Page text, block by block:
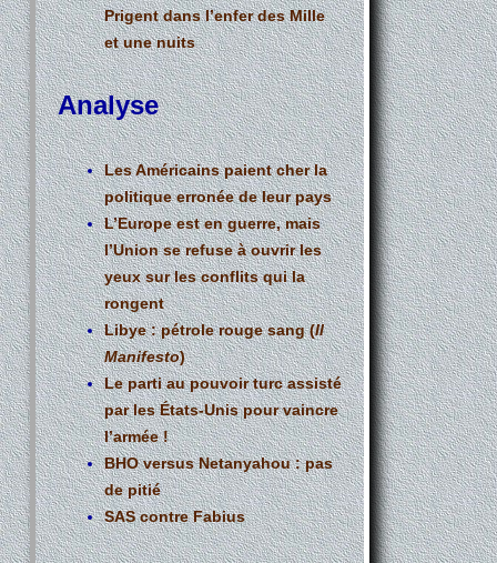
Prigent dans l’enfer des Mille
et une nuits
Analyse
Les Américains paient cher la
politique erronée de leur pays
L’Europe est en guerre, mais
l’Union se refuse à ouvrir les
yeux sur les conflits qui la
rongent
Libye : pétrole rouge sang (Il
Manifesto)
Le parti au pouvoir turc assisté
par les États-Unis pour vaincre
l’armée !
BHO versus Netanyahou : pas
de pitié
SAS contre Fabius